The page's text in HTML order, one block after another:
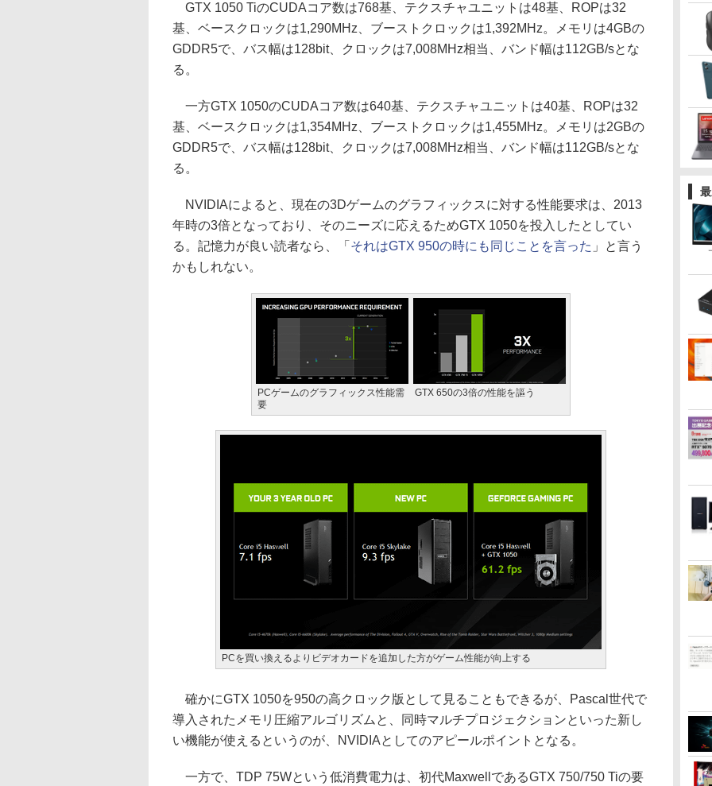
GTX 1050 TiのCUDAコア数は768基、テクスチャユニットは48基、ROPは32
基、ベースクロックは1,290MHz、ブーストクロックは1,392MHz。メモリは4GBの
GDDR5で、バス幅は128bit、クロックは7,008MHz相当、バンド幅は112GB/sとな
る。
一方GTX 1050のCUDAコア数は640基、テクスチャユニットは40基、ROPは32
基、ベースクロックは1,354MHz、ブーストクロックは1,455MHz。メモリは2GBの
GDDR5で、バス幅は128bit、クロックは7,008MHz相当、バンド幅は112GB/sとな
る。
NVIDIAによると、現在の3Dゲームのグラフィックスに対する性能要求は、2013
年時の3倍となっており、そのニーズに応えるためGTX 1050を投入したとしてい
る。記憶力が良い読者なら、「 それはGTX 950の時にも同じことを言った 」と言う
かもしれない。
PCゲームのグラフィックス性能需
要
GTX 650の3倍の性能を謳う
PCを買い換えるよりビデオカードを追加した方がゲーム性能が向上する
確かにGTX 1050を950の高クロック版として見ることもできるが、Pascal世代で
導入されたメモリ圧縮アルゴリズムと、同時マルチプロジェクションといった新し
い機能が使えるというのが、NVIDIAとしてのアピールポイントとなる。
一方で、TDP 75Wという低消費電力は、初代MaxwellであるGTX 750/750 Tiの要